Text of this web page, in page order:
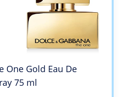
One Gold Eau De
75 ml